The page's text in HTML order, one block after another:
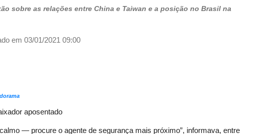
sobre as relações entre China e Taiwan e a posição no Brasil na
em 03/01/2021 09:00
aposentado
— procure o agente de segurança mais próximo”, informava, entre